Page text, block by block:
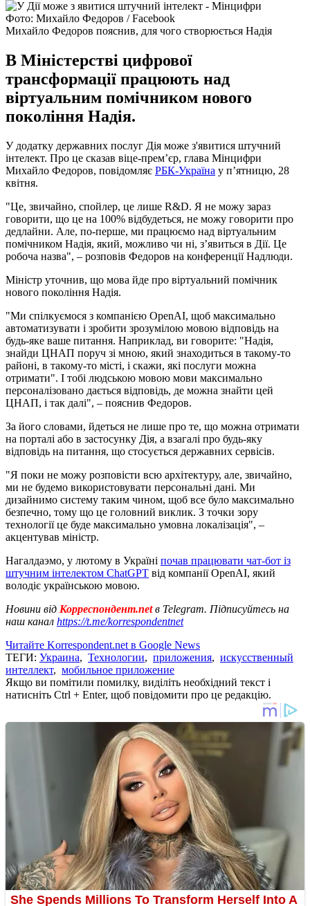
Фото: Михайло Федоров / Facebook
Михайло Федоров пояснив, для чого створюється Надія
В Міністерстві цифрової
трансформації працюють над
віртуальним помічником нового
покоління Надія.
У додатку державних послуг Дія може з'явитися штучний
інтелект. Про це сказав віце-прем’єр, глава Мінцифри
Михайло Федоров, повідомляє РБК-Україна у п’ятницю, 28
квітня.
"Це, звичайно, спойлер, це лише R&D. Я не можу зараз
говорити, що це на 100% відбудеться, не можу говорити про
дедлайни. Але, по-перше, ми працюємо над віртуальним
помічником Надія, який, можливо чи ні, зʼявиться в Дії. Це
робоча назва", – розповів Федоров на конференції Надлюди.
Міністр уточнив, що мова йде про віртуальний помічник
нового покоління Надія.
"Ми спілкуємося з компанією OpenAI, щоб максимально
автоматизувати і зробити зрозумілою мовою відповідь на
будь-яке ваше питання. Наприклад, ви говорите: "Надія,
знайди ЦНАП поруч зі мною, який знаходиться в такому-то
районі, в такому-то місті, і скажи, які послуги можна
отримати". І тобі людською мовою мови максимально
персоналізовано дається відповідь, де можна знайти цей
ЦНАП, і так далі", – пояснив Федоров.
За його словами, йдеться не лише про те, що можна отримати
на порталі або в застосунку Дія, а взагалі про будь-яку
відповідь на питання, що стосується державних сервісів.
"Я поки не можу розповісти всю архітектуру, але, звичайно,
ми не будемо використовувати персональні дані. Ми
дизайнимо систему таким чином, щоб все було максимально
безпечно, тому що це головний виклик. З точки зору
технології це буде максимально умовна локалізація", –
акцентував міністр.
Нагалдаэмо, у лютому в Україні почав працювати чат-бот із
штучним інтелектом ChatGPT від компанії OpenAI, який
володіє українською мовою.
Новини від Корреспондент.netв Telegram. Підписуйтесь на
наш канал https://t.me/korrespondentnet
Читайте Korrespondent.net в Google News
ТЕГИ: Украина, Технологии, приложения, искусственный
интеллект, мобильное приложение
Якщо ви помітили помилку, виділіть необхідний текст і
натисніть Ctrl + Enter, щоб повідомити про це редакцію.